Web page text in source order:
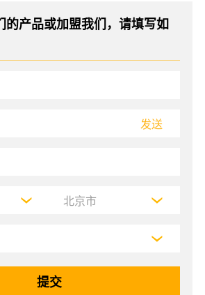
的产品或加盟我们，请填写如
发送